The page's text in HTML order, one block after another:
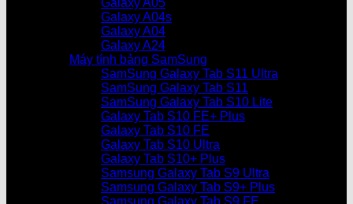
Galaxy A05
Galaxy A04s
Galaxy A04
Galaxy A24
Máy tính bảng SamSung
SamSung Galaxy Tab S11 Ultra
SamSung Galaxy Tab S11
SamSung Galaxy Tab S10 Lite
Galaxy Tab S10 FE+ Plus
Galaxy Tab S10 FE
Galaxy Tab S10 Ultra
Galaxy Tab S10+ Plus
Samsung Galaxy Tab S9 Ultra
Samsung Galaxy Tab S9+ Plus
Samsung Galaxy Tab S9 FE